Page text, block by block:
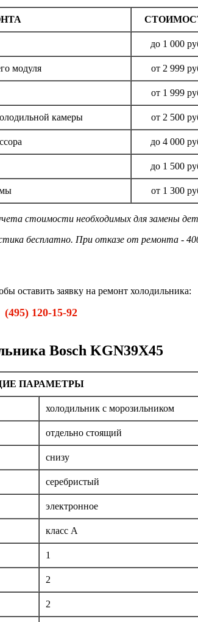
до 1 000
модуля от 2 999
от 1 999
камеры от 2 500
до 4 000
до 1 500
от 1 300
стоимости необходимых для замены
бесплатно. При отказе от ремонта -
оставить заявку на ремонт холодильника:
(495) 120-15-92
Bosch KGN39X45
ПАРАМЕТРЫ
холодильник с морозильником
отдельно стоящий
снизу
серебристый
электронное
класс A
1
2
2